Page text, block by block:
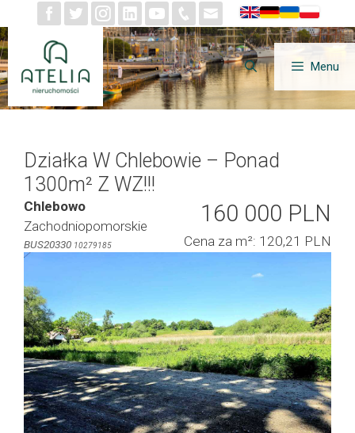
do
treści
Menu
Działka W Chlebowie – Ponad
1300m² Z WZ!!!
Chlebowo
Zachodniopomorskie
BUS20330 10279185
160 000 PLN
Cena za m²: 120,21 PLN